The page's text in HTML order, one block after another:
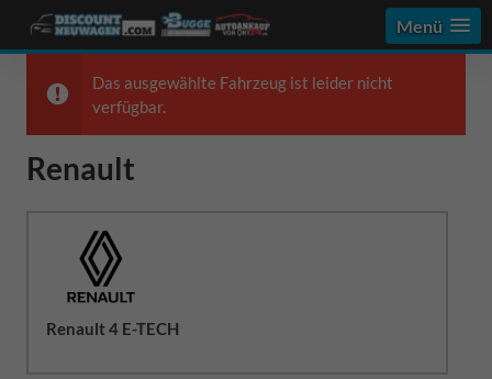
Menü
Das ausgewählte Fahrzeug ist leider nicht
verfügbar.
Renault
Renault 4 E-TECH